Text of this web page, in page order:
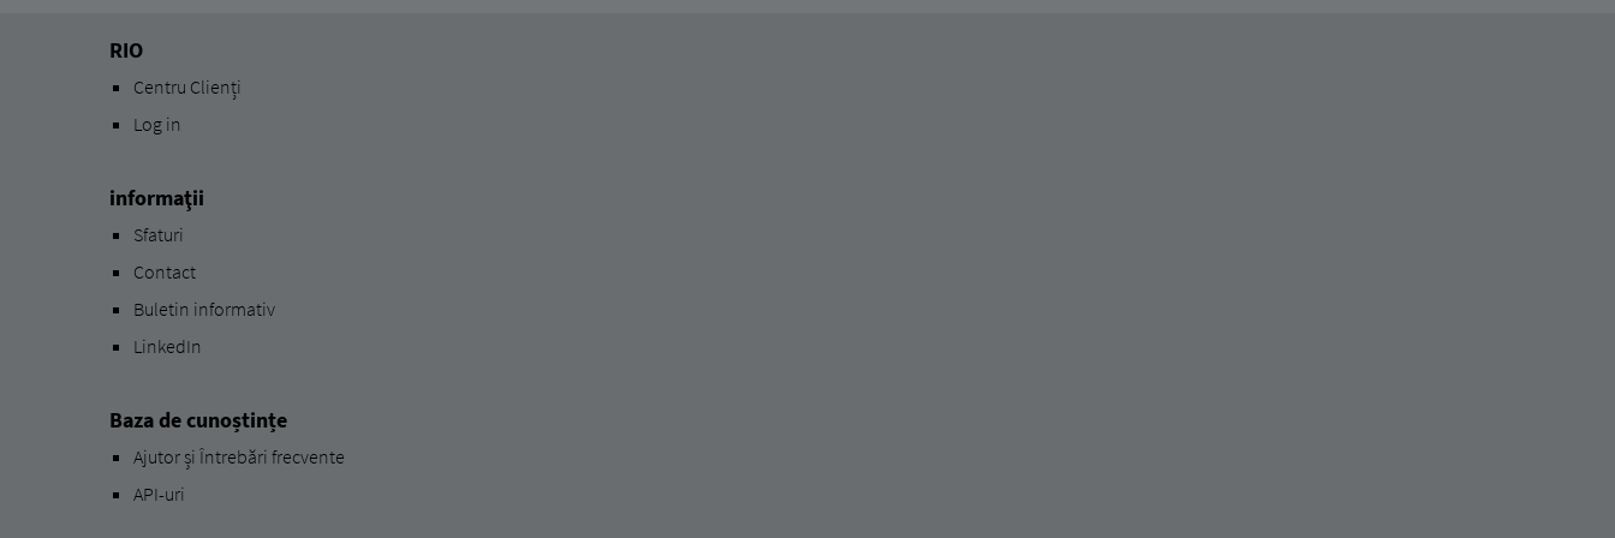
RIO
Centru Clienți
Log in
informaţii
Sfaturi
Contact
Buletin informativ
LinkedIn
Baza de cunoștințe
Ajutor și Întrebări frecvente
API-uri